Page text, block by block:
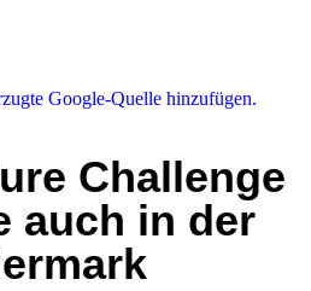
Google-Quelle hinzufügen.
Challenge
auch in der